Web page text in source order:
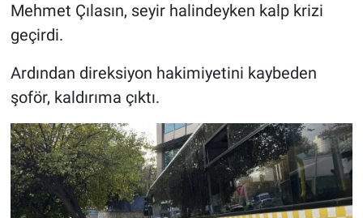
Mehmet Çılasın, seyir halindeyken kalp krizi
geçirdi.
Ardından direksiyon hakimiyetini kaybeden
şoför, kaldırıma çıktı.